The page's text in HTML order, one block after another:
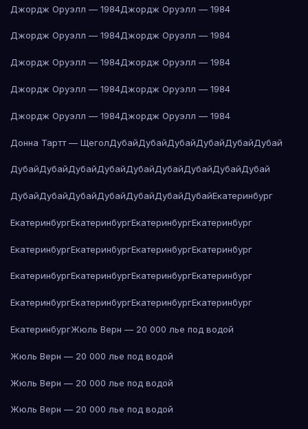
Джордж Оруэлл — 1984Джордж Оруэлл — 1984
Джордж Оруэлл — 1984Джордж Оруэлл — 1984
Джордж Оруэлл — 1984Джордж Оруэлл — 1984
Джордж Оруэлл — 1984Джордж Оруэлл — 1984
Джордж Оруэлл — 1984Джордж Оруэлл — 1984
Донна Тартт — ЩеголДубайДубайДубайДубайДубайДубай
ДубайДубайДубайДубайДубайДубайДубайДубайДубай
ДубайДубайДубайДубайДубайДубайДубайЕкатеринбург
ЕкатеринбургЕкатеринбургЕкатеринбургЕкатеринбург
ЕкатеринбургЕкатеринбургЕкатеринбургЕкатеринбург
ЕкатеринбургЕкатеринбургЕкатеринбургЕкатеринбург
ЕкатеринбургЕкатеринбургЕкатеринбургЕкатеринбург
ЕкатеринбургЖюль Верн — 20 000 лье под водой
Жюль Верн — 20 000 лье под водой
Жюль Верн — 20 000 лье под водой
Жюль Верн — 20 000 лье под водой